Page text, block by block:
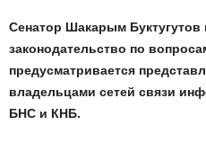
Сенатор Шакарым Буктугутов
законодательство по
предусматривается
владельцами сетей связи
БНС и КНБ.